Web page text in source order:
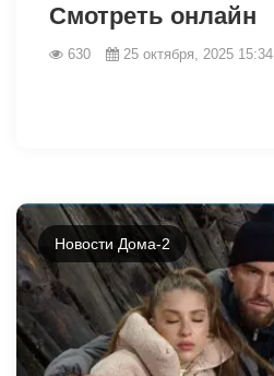
Смотреть онлайн
630 25 октября, 2025 15:34
Новости Дома-2